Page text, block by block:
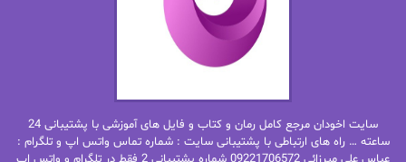
بهاره شیرازی
بهاره.م
بیتا فرخی
پاتریشیا ویلسون پرتو فرهمند
سایت اخودان مرجع کامل رمان و کتاب و فایل های آموزشی با پشتیبانی 24
ساعته … راه های ارتباطی با پشتیبانی سایت : شماره تماس واتس اپ و تلگرام :